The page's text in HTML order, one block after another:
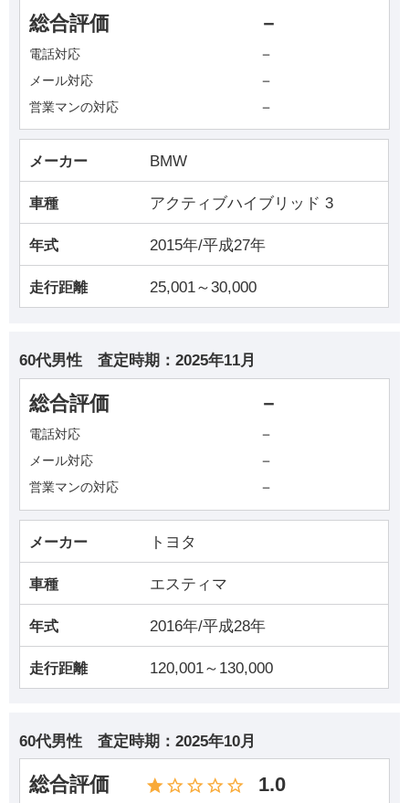
総合評価 －
電話対応 －
メール対応 －
営業マンの対応 －
メーカー BMW
車種 アクティブハイブリッド 3
年式 2015年/平成27年
走行距離 25,001～30,000
60代男性 査定時期： 2025年11月
総合評価 －
電話対応 －
メール対応 －
営業マンの対応 －
メーカー トヨタ
車種 エスティマ
年式 2016年/平成28年
走行距離 120,001～130,000
60代男性 査定時期： 2025年10月
総合評価 1.0